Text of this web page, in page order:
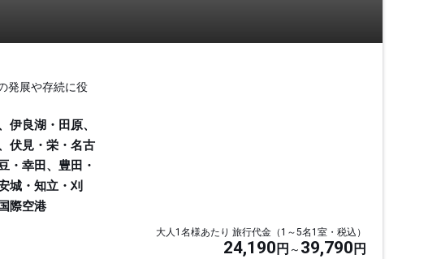
発展や存続に役
良湖・田原、
伏見・栄・名古
・幸田、豊田・
城・知立・刈
際空港
大人1名様あたり 旅行代金（1～5名1室・税込）
24,190 円 39,790 円